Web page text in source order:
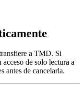
a TMD. Si
acceso de solo lectura a
antes de cancelarla.